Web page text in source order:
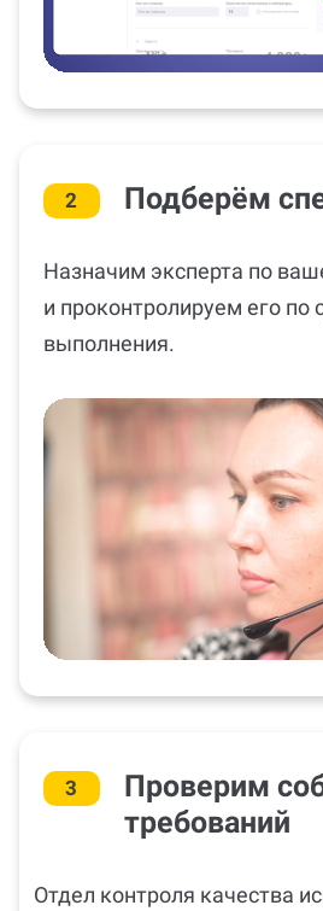
2 Подберём
Назначим эксперта по
и проконтролируем его по
выполнения.
3
Проверим
требований
Отдел контроля качества